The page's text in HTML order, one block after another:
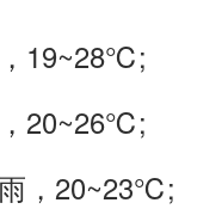
19~28℃;
20~26℃;
，20~23℃;